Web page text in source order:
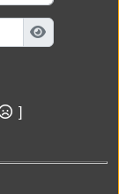
]